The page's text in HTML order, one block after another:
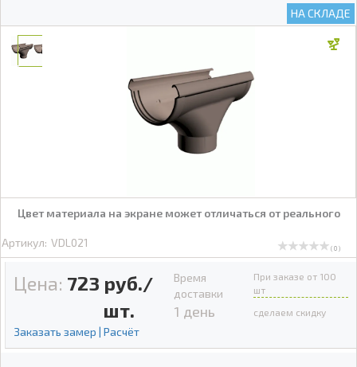
НА СКЛАДЕ
Цвет материала на экране может отличаться от реального
Артикул: VDL021 ( 0 )
Цена: 723 руб./
шт.
Заказать замер | Расчёт
Время
доставки
1 день
При заказе от 100
шт
сделаем скидку